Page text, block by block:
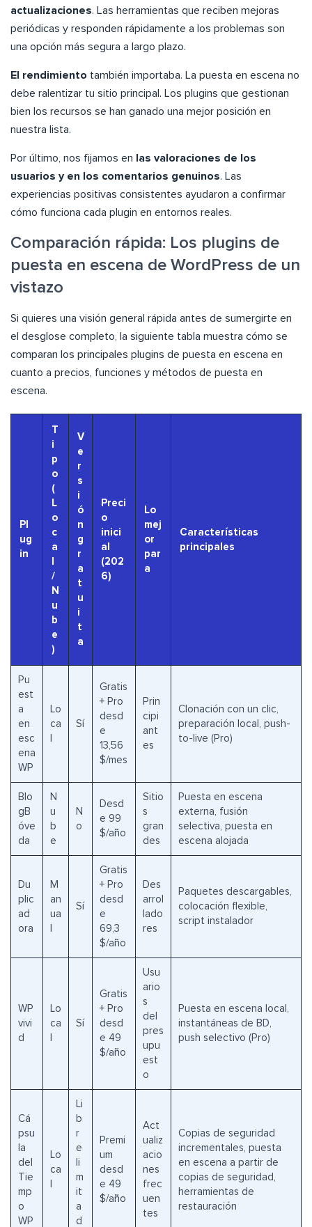
actualizaciones. Las herramientas que reciben mejoras
periódicas y responden rápidamente a los problemas son
una opción más segura a largo plazo.
El rendimiento también importaba. La puesta en escena no
debe ralentizar tu sitio principal. Los plugins que gestionan
bien los recursos se han ganado una mejor posición en
nuestra lista.
Por último, nos fijamos en
las valoraciones de los
usuarios y en los comentarios genuinos. Las
experiencias positivas consistentes ayudaron a confirmar
cómo funciona cada plugin en entornos reales.
Comparación rápida: Los plugins de
puesta en escena de WordPress de un
vistazo
Si quieres una visión general rápida antes de sumergirte en
el desglose completo, la siguiente tabla muestra cómo se
comparan los principales plugins de puesta en escena en
cuanto a precios, funciones y métodos de puesta en
escena.
Pl
ug
in
T
i
p
o
(
L
o
c
a
/
N
u
b
e
)
V
e
r
s
i
ó
n
g
r
a
t
u
i
t
a
Preci
o
inici
al
(202
6)
Lo
mej
or
par
a
Características
principales
Pu
est
a
en
esc
ena
WP
Lo
ca
Sí
Gratis
+ Pro
desd
e
13,56
$/mes
Prin
cipi
ant
es
Clonación con un clic,
preparación local, push-
to-live (Pro)
Blo
gB
óve
da
N
u
b
e
N
o
Desd
e 99
$/año
Sitio
s
gran
des
Puesta en escena
externa, fusión
selectiva, puesta en
escena alojada
Du
plic
ad
ora
M
an
ua
Sí
Gratis
+ Pro
desd
e
69,3
$/año
Des
arrol
lado
res
Paquetes descargables,
colocación flexible,
script instalador
WP
vivi
d
Lo
ca
Sí
Gratis
+ Pro
desd
e 49
$/año
Usu
ario
s
del
pres
upu
est
o
Puesta en escena local,
instantáneas de BD,
push selectivo (Pro)
Cá
psu
la
del
Tie
mp
o
WP
Lo
ca
Li
b
r
e
li
m
it
a
d
Premi
um
desd
e 49
$/año
Act
ualiz
acio
nes
frec
uen
tes
Copias de seguridad
incrementales, puesta
en escena a partir de
copias de seguridad,
herramientas de
restauración